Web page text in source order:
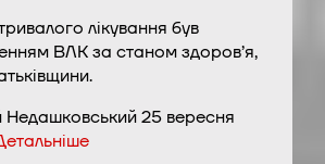
лікування був
ВЛК за станом здоров’я,
25 вересня